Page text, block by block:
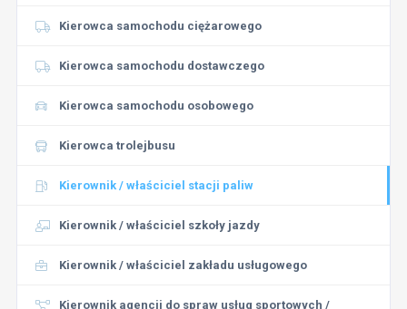
Kierowca samochodu ciężarowego
Kierowca samochodu dostawczego
Kierowca samochodu osobowego
Kierowca trolejbusu
Kierownik / właściciel stacji paliw
Kierownik / właściciel szkoły jazdy
Kierownik / właściciel zakładu usługowego
Kierownik agencji do spraw usług sportowych /